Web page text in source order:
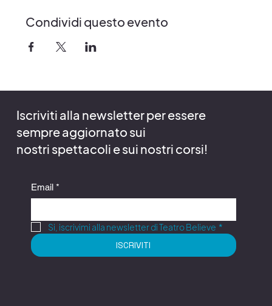
Condividi questo evento
Iscriviti alla newsletter per essere
sempre aggiornato sui
nostri spettacoli e sui nostri corsi!
Email *
Si, iscrivimi alla newsletter di Teatro Believe *
ISCRIVITI